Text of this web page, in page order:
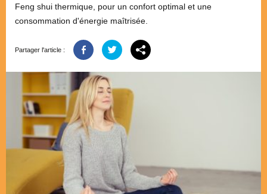
Feng shui thermique, pour un confort optimal et une
consommation d'énergie maîtrisée.
Partager l'article :